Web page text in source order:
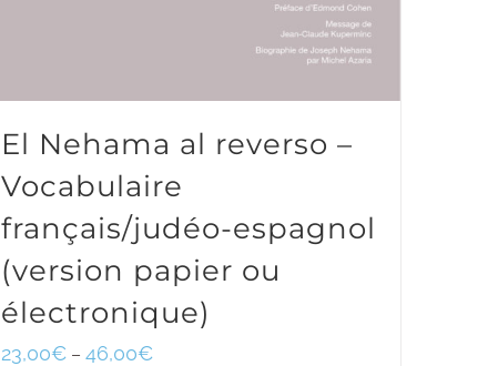
El Nehama al reverso –
Vocabulaire
français/judéo-espagnol
(version papier ou
électronique)
23,00€ –46,00€